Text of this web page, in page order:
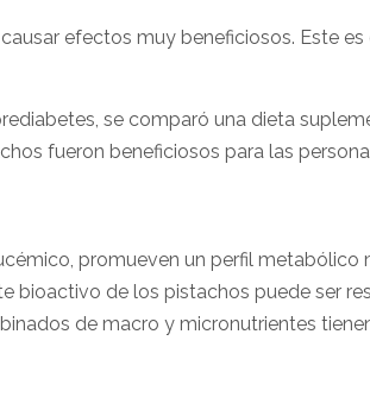
efectos muy beneficiosos. Este
se comparó una dieta
fueron beneficiosos para las
promueven un perfil metabólico
bioactivo de los pistachos puede ser
de macro y micronutrientes